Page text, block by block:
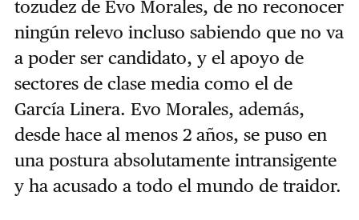
tozudez de Evo Morales, de no reconocer
ningún relevo incluso sabiendo que no va
a poder ser candidato, y el apoyo de
sectores de clase media como el de
García Linera. Evo Morales, además,
desde hace al menos 2 años, se puso en
una postura absolutamente intransigente
y ha acusado a todo el mundo de traidor.